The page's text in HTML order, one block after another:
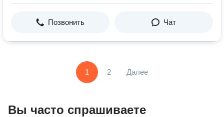
Позвонить Чат
1 2 Далее
Вы часто спрашиваете